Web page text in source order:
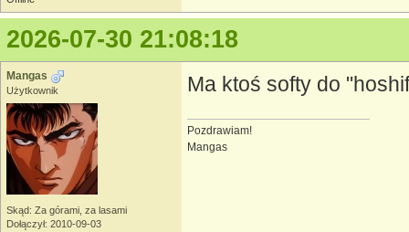
2026-07-30 21:08:18
Mangas
Użytkownik
Skąd: Za górami, za lasami
Dołączył: 2010-09-03
Ma ktoś softy do
Pozdrawiam!
Mangas